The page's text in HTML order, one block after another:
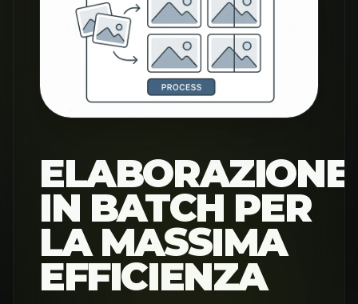
ELABORAZIONE
IN BATCH PER
LA MASSIMA
EFFICIENZA